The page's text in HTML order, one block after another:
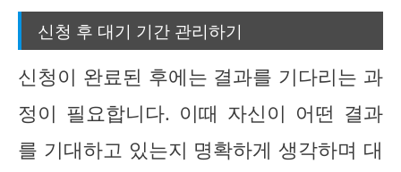
신청 후 대기 기간 관리하기
신청이 완료된 후에는 결과를 기다리는 과
정이 필요합니다. 이때 자신이 어떤 결과
를 기대하고 있는지 명확하게 생각하며 대